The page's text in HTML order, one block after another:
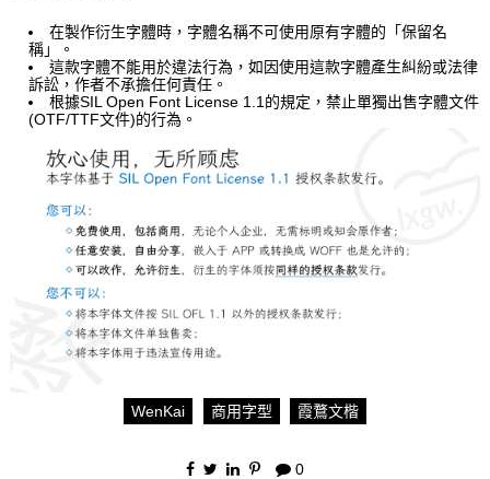
在製作衍生字體時，字體名稱不可使用原有字體的「保留名
稱」。
這款字體不能用於違法行為，如因使用這款字體產生糾紛或法律
訴訟，作者不承擔任何責任。
根據SIL Open Font License 1.1的規定，禁止單獨出售字體文件
(OTF/TTF文件)的行為。
WenKai 商用字型 霞鶩文楷
0